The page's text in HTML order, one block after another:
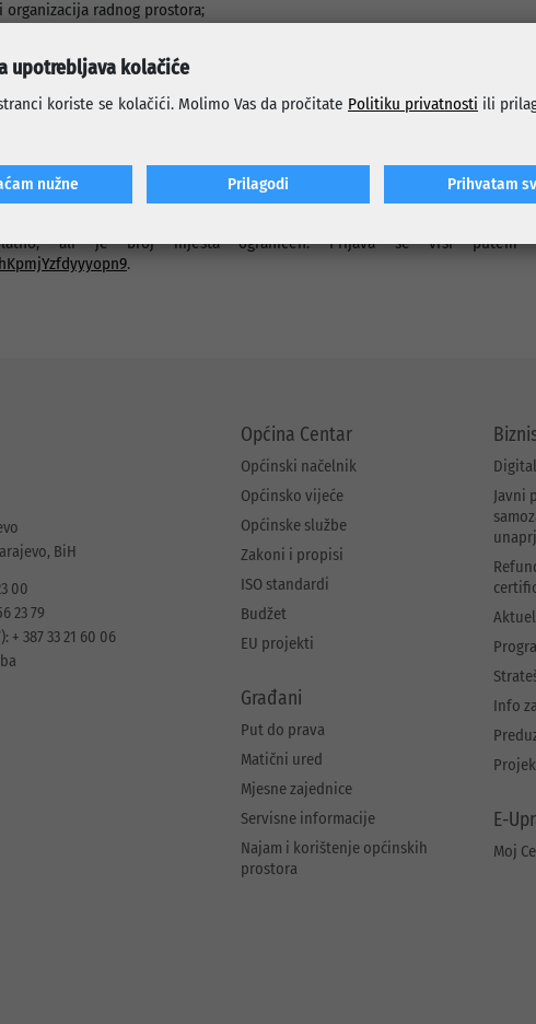
organizacija radnog prostora;
raditi tokom radnog dana;
za očuvanje zdravlja kičme;
učesnicima.
svim osobama koje veći dio dana provode sjedeći, zaposlenima u
studentima i svima koji žele unaprijediti svoje zdravlje i
ali je broj mjesta ograničen. Prijava se vrši putem
.
BiH
00
23 79
387 33 21 60 06
Općina Centar
Općinski načelnik
Općinsko vijeće
Općinske službe
Zakoni i propisi
ISO standardi
Budžet
EU projekti
Građani
Put do prava
Matični ured
Mjesne zajednice
Servisne informacije
Najam i korištenje općinskih
prostora
Javni
Info
E-
Moj
upotrebljava kolačiće
koriste se kolačići. Molimo Vas da pročitate Politiku privatnosti ili
nužne Prilagodi Prihvatam